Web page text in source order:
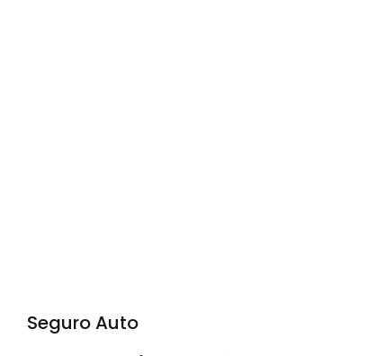
Seguro Auto